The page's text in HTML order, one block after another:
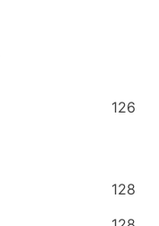
126
128